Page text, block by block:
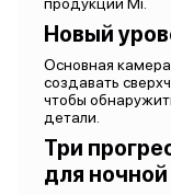
Новый
Основная
создавать
чтобы
детали.
Три
для